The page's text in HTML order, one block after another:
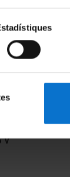
«Les proves de
per al
V